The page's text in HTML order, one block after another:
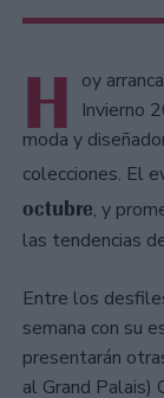
H oy
Invierno
moda y
colecciones. El
octubre, y
las tendencias
Entre los
semana con su
presentarán
al Grand Palais)